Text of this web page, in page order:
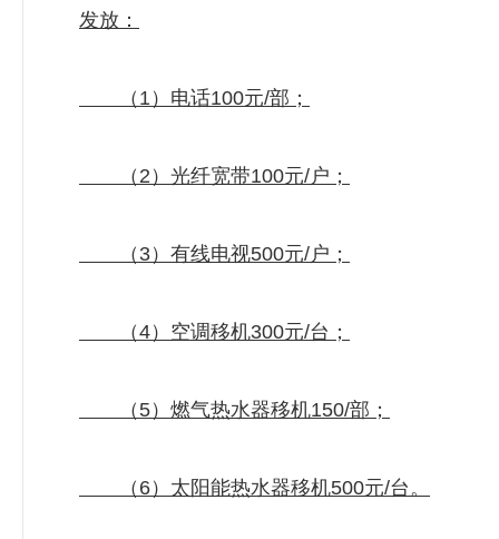
发放：
（1）电话100元/部；
（2）光纤宽带100元/户；
（3）有线电视500元/户；
（4）空调移机300元/台；
（5）燃气热水器移机150/部；
（6）太阳能热水器移机500元/台。